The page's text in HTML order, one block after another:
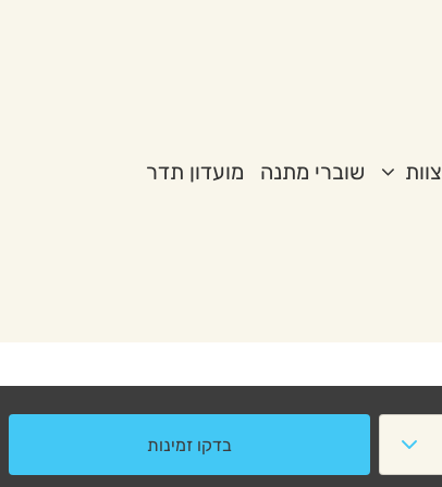
צוות שוברי מתנה מועדון תדר